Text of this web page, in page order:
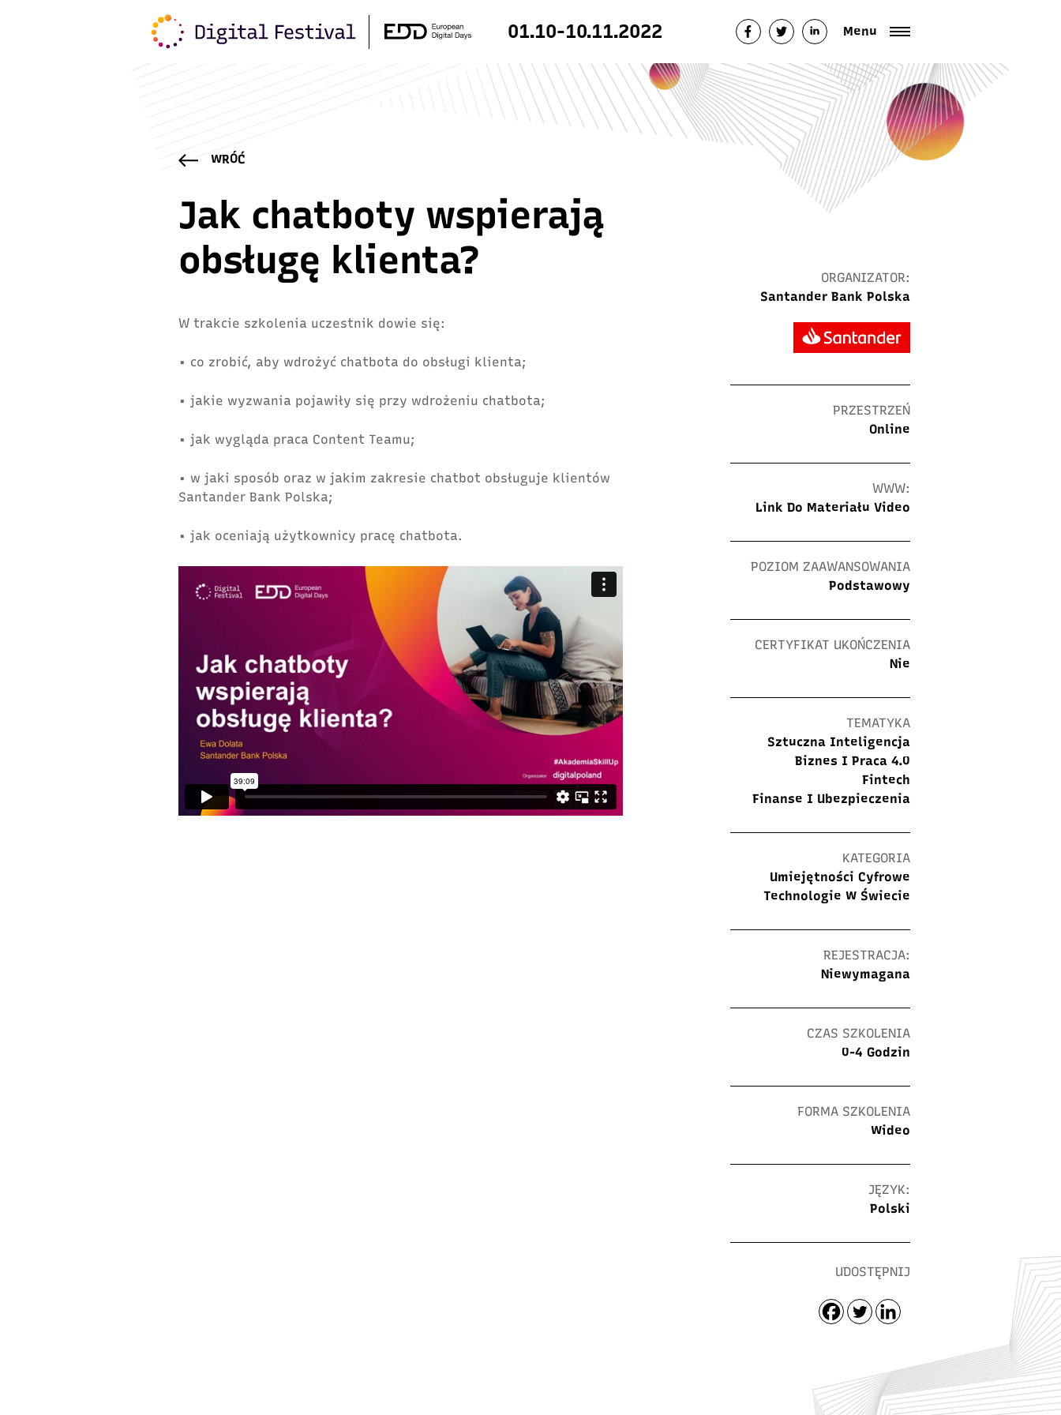
01.10-10.11.2022 Menu
WRÓĆ
Jak chatboty wspierają
obsługę klienta?
W trakcie szkolenia uczestnik dowie się:
• co zrobić, aby wdrożyć chatbota do obsługi klienta;
• jakie wyzwania pojawiły się przy wdrożeniu chatbota;
• jak wygląda praca Content Teamu;
• w jaki sposób oraz w jakim zakresie chatbot obsługuje klientów
Santander Bank Polska;
• jak oceniają użytkownicy pracę chatbota.
ORGANIZATOR:
Santander Bank Polska
PRZESTRZEŃ
Online
WWW:
Link Do Materiału Video
POZIOM ZAAWANSOWANIA
Podstawowy
CERTYFIKAT UKOŃCZENIA
Nie
TEMATYKA
Sztuczna Inteligencja
Biznes I Praca 4.0
Fintech
Finanse I Ubezpieczenia
KATEGORIA
Umiejętności Cyfrowe
Technologie W Świecie
REJESTRACJA:
Niewymagana
CZAS SZKOLENIA
0-4 Godzin
FORMA SZKOLENIA
Wideo
JĘZYK:
Polski
UDOSTĘPNIJ